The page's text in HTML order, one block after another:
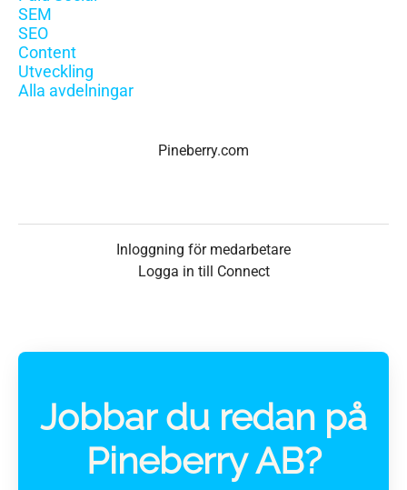
SEM
SEO
Content
Utveckling
Alla avdelningar
Pineberry.com
Inloggning för medarbetare
Logga in till Connect
Jobbar du redan på
Pineberry AB?